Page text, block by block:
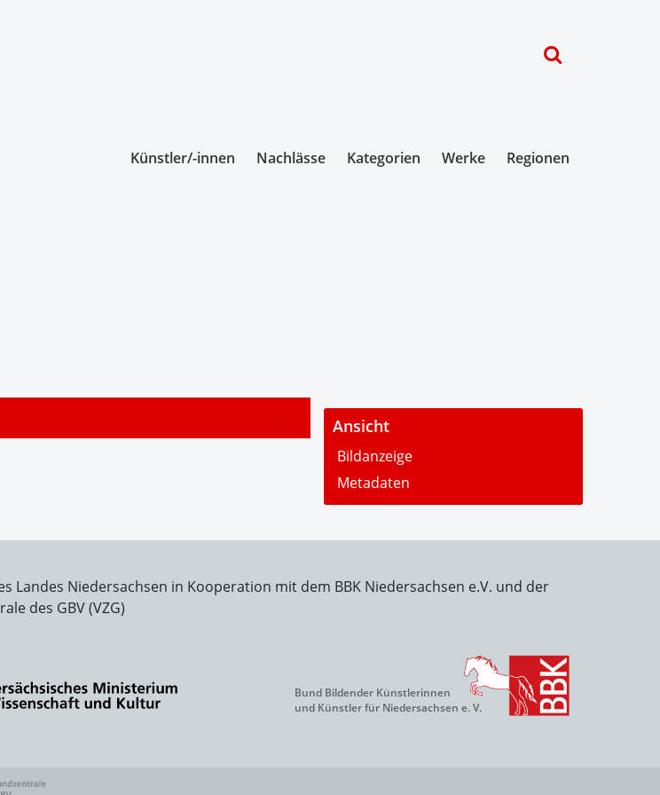
Künstler/-innen Nachlässe Kategorien Werke Regionen
- Ansicht
Bildanzeige
Metadaten
Landes Niedersachsen in Kooperation mit dem BBK Niedersachsen e.V. und der
des GBV (VZG)
Bund Bildender Künstlerinnen
und Künstler für Niedersachsen e. V.